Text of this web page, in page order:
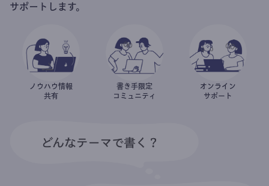
サポートします。
ノウハウ情報
共有
書き手限定
コミュニティ
オンライン
サポート